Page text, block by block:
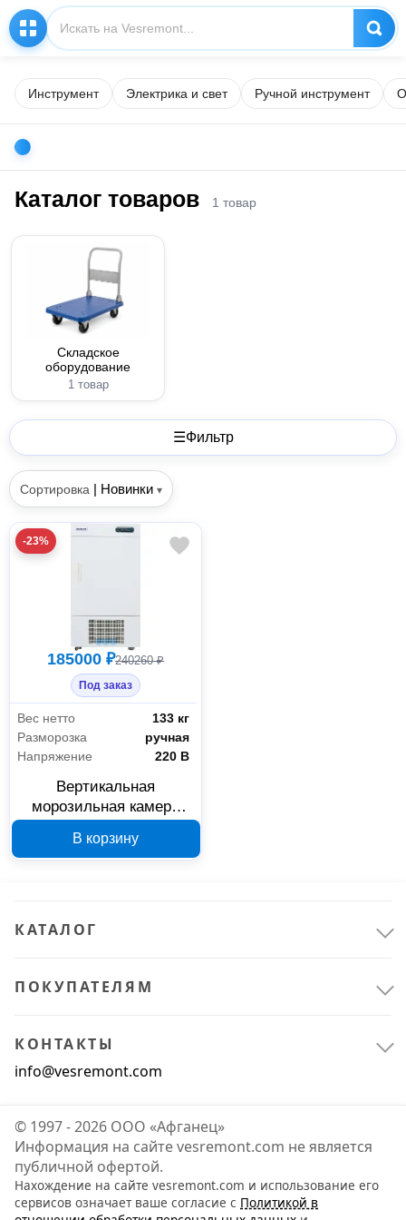
Инструмент Электрика и свет Ручной инструмент
Каталог товаров 1 товар
Складское
оборудование
1 товар
☰Фильтр
Сортировка | Новинки ▾
-23%
185000 ₽240260 ₽
Под заказ
Вес нетто
133 кг
Разморозка
ручная
Напряжение
220 В
Вертикальная
морозильная камера
00015001
В корзину
КАТАЛОГ
ПОКУПАТЕЛЯМ
КОНТАКТЫ
info@vesremont.com
© 1997 - 2026 ООО «Афганец»
Информация на сайте vesremont.com не является
публичной офертой.
Нахождение на сайте vesremont.com и использование его
сервисов означает ваше согласие с Политикой в